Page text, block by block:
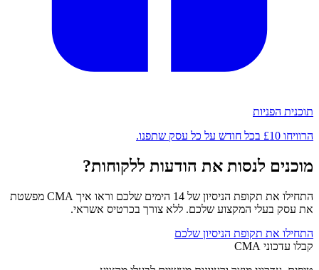
תוכנית הפניות
הרוויחו £10 בכל חודש על כל עסק שתפנו.
מוכנים לנסות את הודעות ללקוחות?
התחילו את תקופת הניסיון של 14 הימים שלכם וראו איך CMA מפשטת
את עסק בעלי המקצוע שלכם. ללא צורך בכרטיס אשראי.
התחילו את תקופת הניסיון שלכם
קבלו עדכוני CMA